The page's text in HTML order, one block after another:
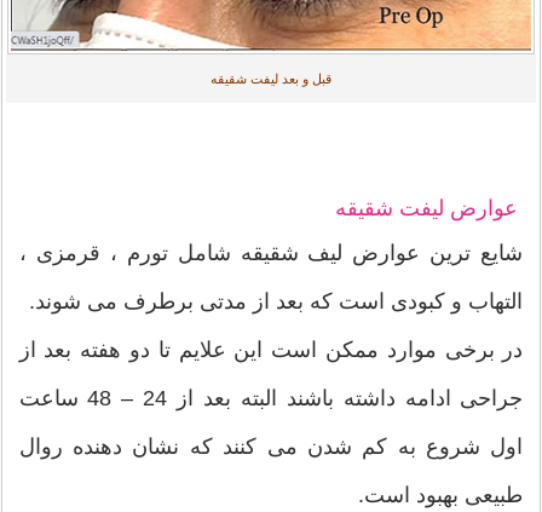
قبل و بعد لیفت شقیقه
عوارض لیفت شقیقه
شایع ترین عوارض لیف شقیقه شامل تورم ، قرمزی ،
التهاب و کبودی است که بعد از مدتی برطرف می شوند.
در برخی موارد ممکن است این علایم تا دو هفته بعد از
جراحی ادامه داشته باشند البته بعد از 24 – 48 ساعت
اول شروع به کم شدن می کنند که نشان دهنده روال
طبیعی بهبود است.